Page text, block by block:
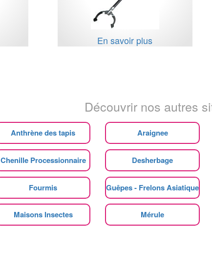
En savoir plus
Découvrir nos autres
Anthrène des tapis Araignee
Chenille Processionnaire Desherbage
Fourmis Guêpes - Frelons Asiatique
Maisons Insectes Mérule